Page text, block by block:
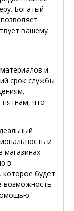
Богатый
вашему
и
срок службы
пятнам, что
и
магазинах
в
которое будет
возможность